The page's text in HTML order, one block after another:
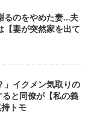
るのをやめた妻…夫
【妻が突然家を出て
」イクメン気取りの
と同僚が【私の義
トモ